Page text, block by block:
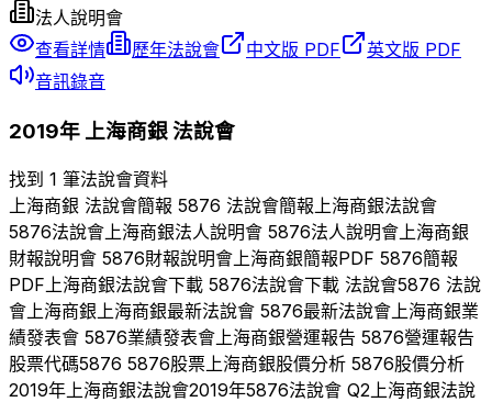
法人說明會
查看詳情
歷年法說會 中文版 PDF
英文版 PDF
音訊錄音
2019年 上海商銀法說會
找到 1 筆法說會資料
上海商銀 法說會簡報 5876 法說會簡報 上海商銀法說會
5876法說會 上海商銀法人說明會 5876法人說明會 上海商銀
財報說明會 5876財報說明會 上海商銀簡報PDF 5876簡報
PDF 上海商銀法說會下載 5876法說會下載 法說會5876 法說
會 上海商銀 上海商銀最新法說會 5876最新法說會 上海商銀業
績發表會 5876業績發表會 上海商銀營運報告 5876營運報告
股票代碼5876 5876股票 上海商銀股價分析 5876股價分析
2019年 上海商銀法說會2019年5876法說會 Q2 上海商銀法說